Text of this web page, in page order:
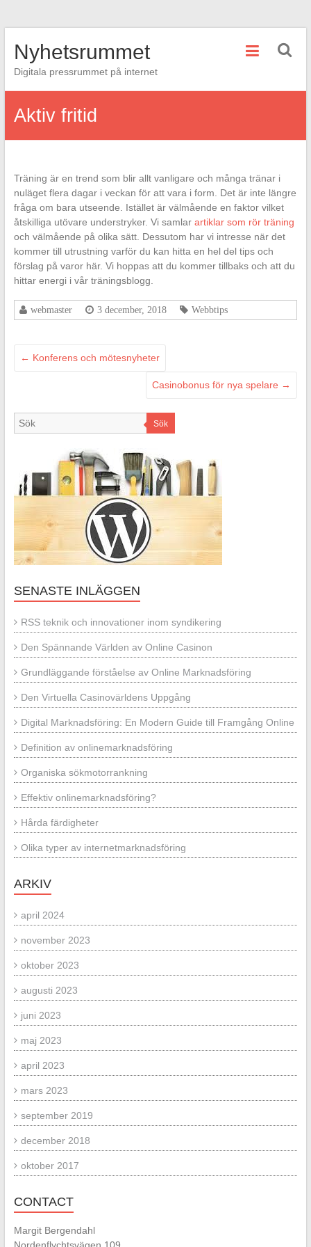
innehåll
Nyhetsrummet
Digitala pressrummet på internet
Aktiv fritid
Träning är en trend som blir allt vanligare och många tränar i
nuläget flera dagar i veckan för att vara i form. Det är inte längre
fråga om bara utseende. Istället är välmående en faktor vilket
åtskilliga utövare understryker. Vi samlar artiklar som rör träning
och välmående på olika sätt. Dessutom har vi intresse när det
kommer till utrustning varför du kan hitta en hel del tips och
förslag på varor här. Vi hoppas att du kommer tillbaks och att du
hittar energi i vår träningsblogg.
webmaster 3 december, 2018 Webbtips
← Konferens och mötesnyheter
Casinobonus för nya spelare →
Sök
SENASTE INLÄGGEN
RSS teknik och innovationer inom syndikering
Den Spännande Världen av Online Casinon
Grundläggande förståelse av Online Marknadsföring
Den Virtuella Casinovärldens Uppgång
Digital Marknadsföring: En Modern Guide till Framgång Online
Definition av onlinemarknadsföring
Organiska sökmotorrankning
Effektiv onlinemarknadsföring?
Hårda färdigheter
Olika typer av internetmarknadsföring
ARKIV
april 2024
november 2023
oktober 2023
augusti 2023
juni 2023
maj 2023
april 2023
mars 2023
september 2019
december 2018
oktober 2017
CONTACT
Margit Bergendahl